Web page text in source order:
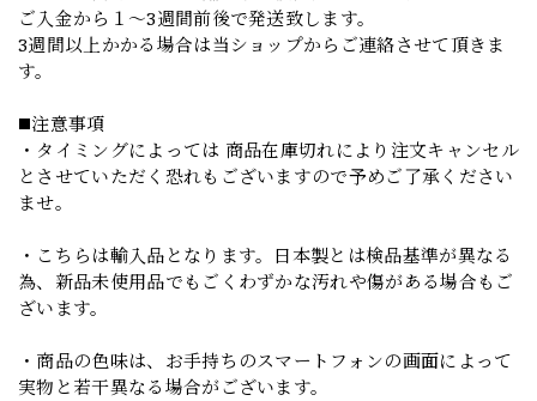
ご入金から１～3週間前後で発送致します。
3週間以上かかる場合は当ショップからご連絡させて頂きま
す。
◼️注意事項
・タイミングによっては 商品在庫切れにより注文キャンセル
とさせていただく恐れもございますので予めご了承ください
ませ。
・こちらは輸入品となります。日本製とは検品基準が異なる
為、新品未使用品でもごくわずかな汚れや傷がある場合もご
ざいます。
・商品の色味は、お手持ちのスマートフォンの画面によって
実物と若干異なる場合がございます。